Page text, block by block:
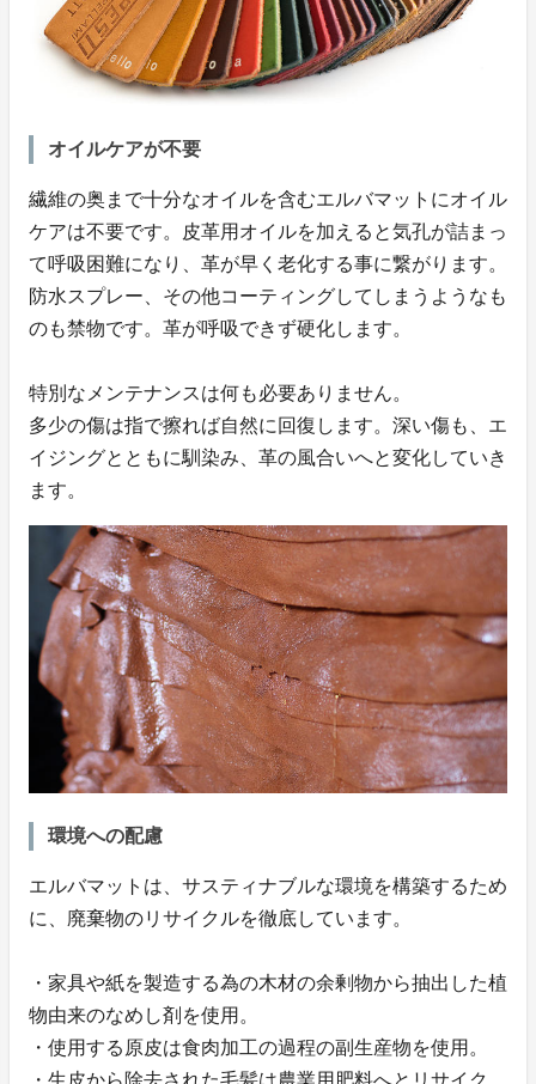
オイルケアが不要
繊維の奥まで十分なオイルを含むエルバマットにオイル
ケアは不要です。皮革用オイルを加えると気孔が詰まっ
て呼吸困難になり、革が早く老化する事に繋がります。
防水スプレー、その他コーティングしてしまうようなも
のも禁物です。革が呼吸できず硬化します。
特別なメンテナンスは何も必要ありません。
多少の傷は指で擦れば自然に回復します。深い傷も、エ
イジングとともに馴染み、革の風合いへと変化していき
ます。
環境への配慮
エルバマットは、サスティナブルな環境を構築するため
に、廃棄物のリサイクルを徹底しています。
・家具や紙を製造する為の木材の余剰物から抽出した植
物由来のなめし剤を使用。
・使用する原皮は食肉加工の過程の副生産物を使用。